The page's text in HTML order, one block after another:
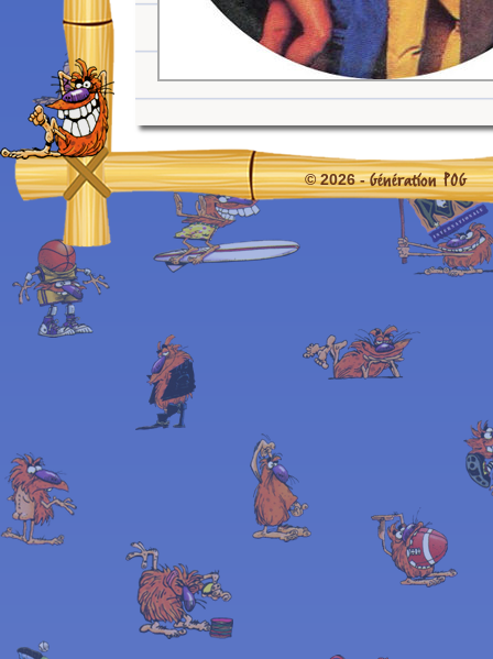
© 2026 -Génération POG